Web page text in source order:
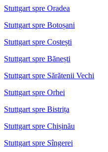
Stuttgart spre Oradea
Stuttgart spre Botoșani
Stuttgart spre Costești
Stuttgart spre Bănești
Stuttgart spre Sărătenii Vechi
Stuttgart spre Orhei
Stuttgart spre Bistrița
Stuttgart spre Chișinău
Stuttgart spre Sîngerei